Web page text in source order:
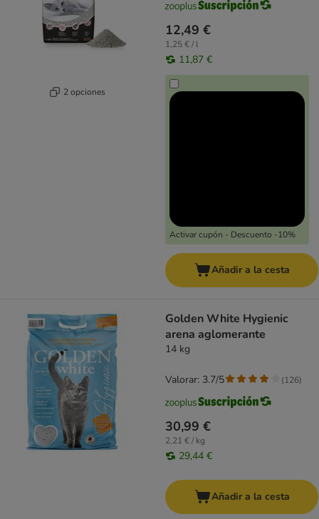
2 opciones
12,49 €
1,25 € / l
11,87 €
Activar cupón - Descuento -10%
Añadir a la cesta
Golden White Hygienic
arena aglomerante
14 kg
30,99 €
2,21 € / kg
29,44 €
Valorar: 3.7/5 (126)
Añadir a la cesta